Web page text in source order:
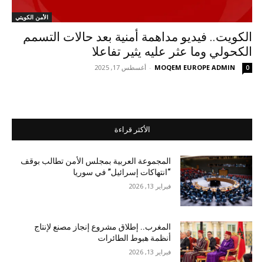
الأمن الكويتي
الكويت.. فيديو مداهمة أمنية بعد حالات التسمم
الكحولي وما عثر عليه يثير تفاعلا
MOQEM EUROPE ADMIN
- أغسطس 17, 2025 0
الأكثر قراءة
المجموعة العربية بمجلس الأمن تطالب بوقف
“انتهاكات إسرائيل” في سوريا
فبراير 13, 2026
المغرب.. إطلاق مشروع إنجاز مصنع لإنتاج
أنظمة هبوط الطائرات
فبراير 13, 2026